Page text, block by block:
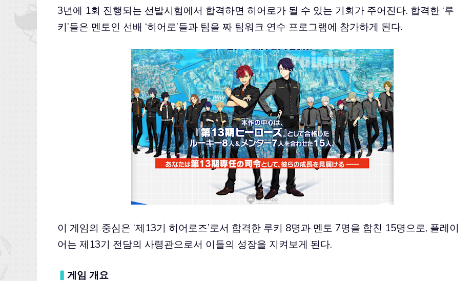
3년에 1회 진행되는 선발시험에서 합격하면 히어로가 될 수 있는 기회가 주어진다. 합격한 ‘루
키’들은 멘토인 선배 ‘히어로’들과 팀을 짜 팀워크 연수 프로그램에 참가하게 된다.
이 게임의 중심은 ‘제13기 히어로즈’로서 합격한 루키 8명과 멘토 7명을 합친 15명으로, 플레이
어는 제13기 전담의 사령관으로서 이들의 성장을 지켜보게 된다.
게임 개요